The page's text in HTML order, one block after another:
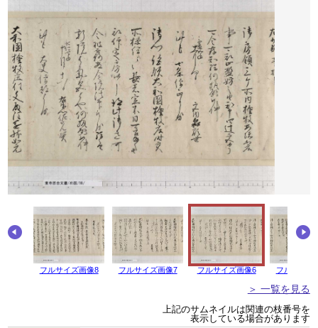
フルサイズ画像8 フルサイズ画像7 フルサイズ画像6 フルサイズ
＞ 一覧を見る
上記のサムネイルは関連の枝番号を
表示している場合があります